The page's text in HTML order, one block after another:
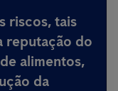
riscos, tais
reputação do
alimentos,
da